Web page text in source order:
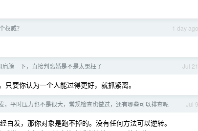
1 day ago
权威？
Jul 21
膀一下，直接判离婚是不是太冤枉了
要你认为一个人能过得更好，就抓紧离。
Jul 9
，平时压力也不是很大，常规检查也做过，还有哪些可以排查呢
发，那你对象是跑不掉的。没有任何方法可以逆转。